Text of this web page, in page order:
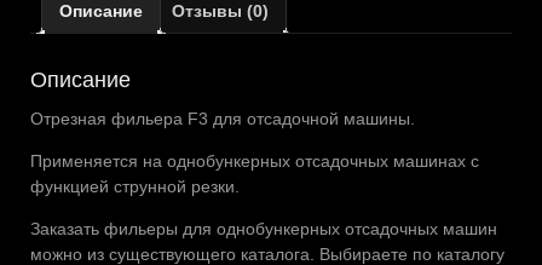
Описание Отзывы (0)
Описание
Отрезная фильера F3 для отсадочной машины.
Применяется на однобункерных отсадочных машинах с
функцией струнной резки.
Заказать фильеры для однобункерных отсадочных машин
можно из существующего каталога. Выбираете по каталогу